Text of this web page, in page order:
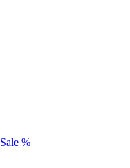
Sale %